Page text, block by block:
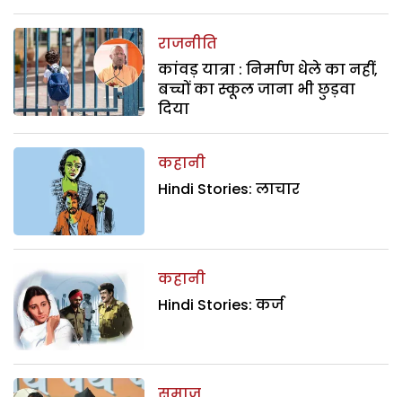
राजनीति
कांवड़ यात्रा : निर्माण धेले का नहीं,
बच्चों का स्कूल जाना भी छुड़वा
दिया
कहानी
Hindi Stories: लाचार
कहानी
Hindi Stories: कर्ज